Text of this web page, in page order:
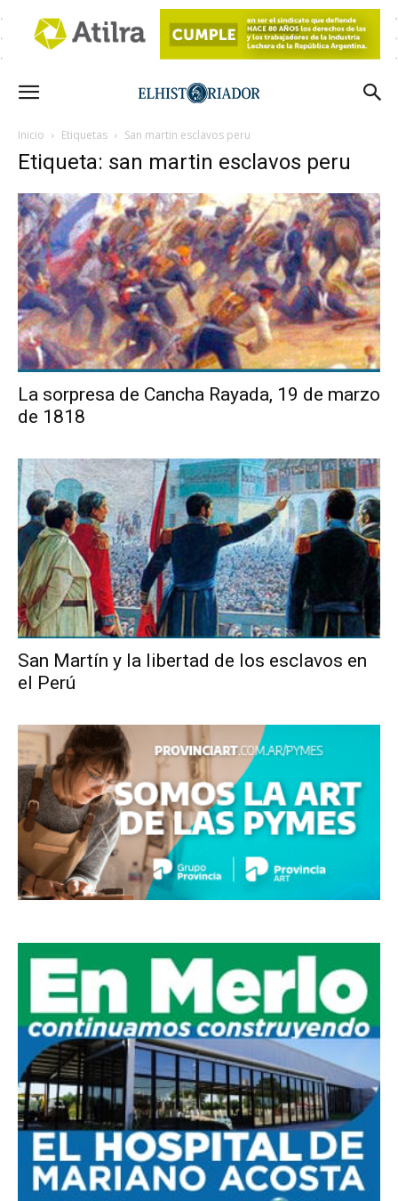
Inicio Etiquetas San martin esclavos peru
Etiqueta: san martin esclavos peru
La sorpresa de Cancha Rayada, 19 de marzo
de 1818
San Martín y la libertad de los esclavos en
el Perú